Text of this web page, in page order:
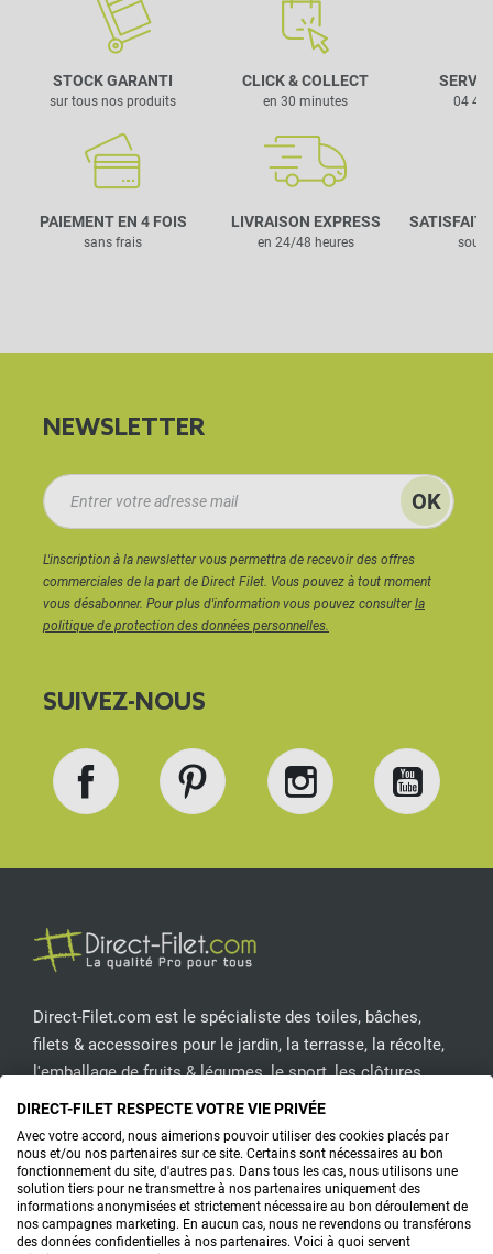
STOCK GARANTI
sur tous nos produits
CLICK & COLLECT
en 30 minutes
PAIEMENT EN 4 FOIS
sans frais
LIVRAISON EXPRESS
en 24/48 heures
04 42
SATISFAIT
sous
NEWSLETTER
L'inscription à la newsletter vous permettra de recevoir des offres
commerciales de la part de Direct Filet. Vous pouvez à tout moment
vous désabonner. Pour plus d'information vous pouvez consulterla
politique de protection des données personnelles.
SUIVEZ-NOUS
Direct-Filet.com est le spécialiste des toiles, bâches,
filets & accessoires pour le jardin, la terrasse, la récolte,
l'emballage de fruits & légumes, le sport, les clôtures...
CONTACTEZ-NOUS
PRODUITS
DIRECT-FILET RESPECTE VOTRE VIE PRIVÉE
Avec votre accord, nous aimerions pouvoir utiliser des cookies placés par
nous et/ou nos partenaires sur ce site. Certains sont nécessaires au bon
fonctionnement du site, d'autres pas. Dans tous les cas, nous utilisons une
solution tiers pour ne transmettre à nos partenaires uniquement des
informations anonymisées et strictement nécessaire au bon déroulement de
nos campagnes marketing. En aucun cas, nous ne revendons ou transférons
des données confidentielles à nos partenaires. Voici à quoi servent